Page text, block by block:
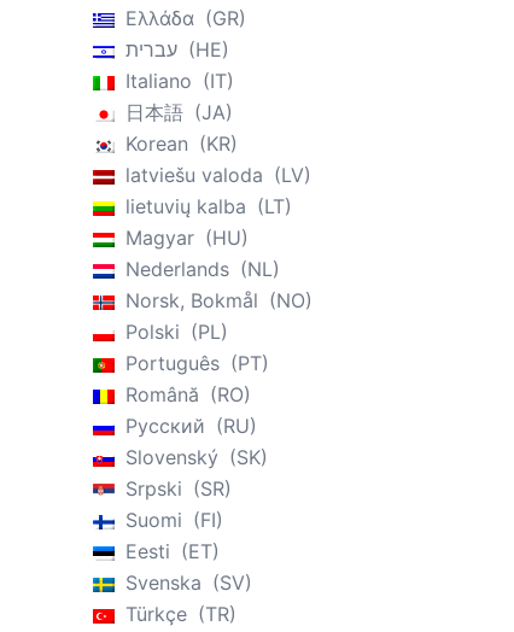
Ελλάδα
GR
עברית
HE
Italiano
IT
日本語
JA
Korean
KR
latviešu valoda
LV
lietuvių kalba
LT
Magyar
HU
Nederlands
NL
Norsk, Bokmål
NO
Polski
PL
Português
PT
Română
RO
Русский
RU
Slovenský
SK
Srpski
SR
Suomi
FI
Eesti
ET
Svenska
SV
Türkçe
TR